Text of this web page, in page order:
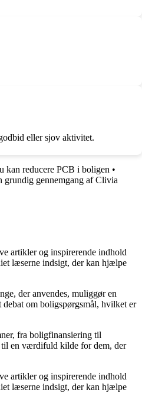
eller sjov aktivitet.
kan reducere PCB i boligen •
grundig gennemgang af Clivia
artikler og inspirerende indhold
læserne indsigt, der kan hjælpe
der anvendes, muliggør en
om boligspørgsmål, hvilket er
fra boligfinansiering til
til en værdifuld kilde for dem, der
artikler og inspirerende indhold
læserne indsigt, der kan hjælpe